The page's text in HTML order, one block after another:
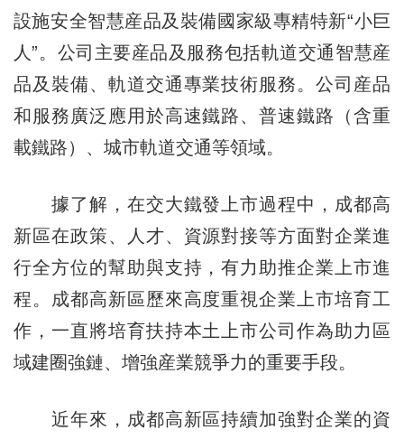
設施安全智慧産品及裝備國家級專精特新“小巨
人”。公司主要産品及服務包括軌道交通智慧産
品及裝備、軌道交通專業技術服務。公司産品
和服務廣泛應用於高速鐵路、普速鐵路（含重
載鐵路）、城市軌道交通等領域。
據了解，在交大鐵發上市過程中，成都高
新區在政策、人才、資源對接等方面對企業進
行全方位的幫助與支持，有力助推企業上市進
程。成都高新區歷來高度重視企業上市培育工
作，一直將培育扶持本土上市公司作為助力區
域建圈強鏈、增強産業競爭力的重要手段。
近年來，成都高新區持續加強對企業的資